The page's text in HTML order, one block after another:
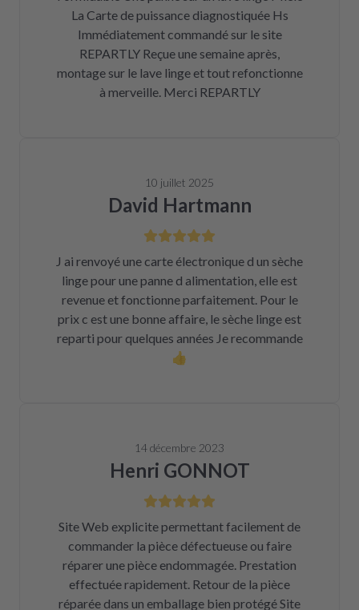
La Carte de puissance diagnostiquée Hs
Immédiatement commandé sur le site
REPARTLY Reçue une semaine après,
montage sur le lave linge et tout refonctionne
à merveille. Merci REPARTLY
10 juillet 2025
David Hartmann
J ai renvoyé une carte électronique d un sèche
linge pour une panne d alimentation, elle est
revenue et fonctionne parfaitement. Pour le
prix c est une bonne affaire, le sèche linge est
reparti pour quelques années Je recommande
👍
14 décembre 2023
Henri GONNOT
Site Web explicite permettant facilement de
commander la pièce défectueuse ou faire
réparer une pièce endommagée. Prestation
effectuée rapidement. Retour de la pièce
réparée dans un emballage bien protégé Site